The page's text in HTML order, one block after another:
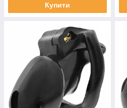
Купити